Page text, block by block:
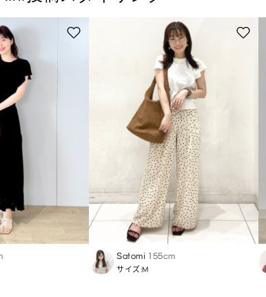
Satomi 155cm
サイズ:M